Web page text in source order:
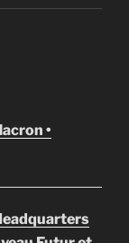
•